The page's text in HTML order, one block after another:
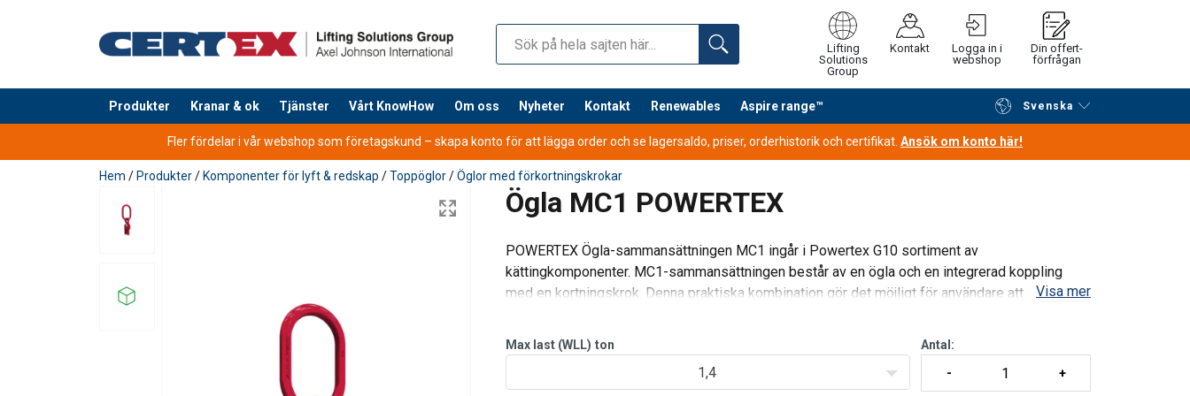
Lifting
Solutions
Group
Kontakt
Logga in i
webshop
Din offert-
förfrågan
Produkter Kranar & ok Tjänster Vårt KnowHow Om oss Nyheter Kontakt Renewables Aspire range™ Svenska
tillagd i varukorg Fortsätt handla Gå till kassan
Fler fördelar i vår webshop som företagskund – skapa konto för att lägga order och se lagersaldo, priser, orderhistorik och certifikat. Ansök om konto här!
Hem / Produkter/ Komponenter för lyft & redskap /Toppöglor/Öglor med förkortningskrokar
Ögla MC1 POWERTEX
POWERTEX Ögla-sammansättningen MC1 ingår i Powertex G10 sortiment av
kättingkomponenter. MC1-sammansättningen består av en ögla och en integrerad koppling
med en kortningskrok. Denna praktiska kombination gör det möjligt för användare att enkelt
Visa mer
Max last (WLL) ton
1,4
Antal:
25% högre kapacitet jämfört med traditionella komponenter i klass 8.
Alla POWERTEX G10-komponenter är pulvermålade i lysande rött.